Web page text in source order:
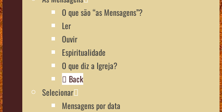
O que são “as Mensagens”?
Ler
Ouvir
Espiritualidade
O que diz a Igreja?
Back
Selecionar
Mensagens por data